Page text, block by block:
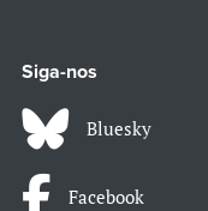
Siga-nos
Bluesky
Facebook